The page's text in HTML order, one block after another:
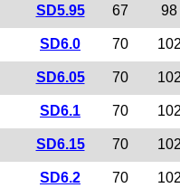
SD5.95 67 98
SD6.0 70
SD6.05 70
SD6.1 70
SD6.15 70
SD6.2 70